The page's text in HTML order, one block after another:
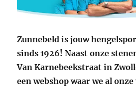
Zunnebeld is jouw
sinds 1926! Naast onze
Van Karnebeekstraat in
een webshop waar we al